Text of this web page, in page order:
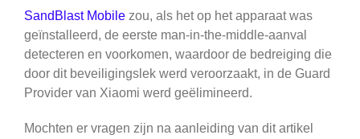
SandBlast Mobile zou, als het op het apparaat was
geïnstalleerd, de eerste man-in-the-middle-aanval
detecteren en voorkomen, waardoor de bedreiging die
door dit beveiligingslek werd veroorzaakt, in de Guard
Provider van Xiaomi werd geëlimineerd.
Mochten er vragen zijn na aanleiding van dit artikel